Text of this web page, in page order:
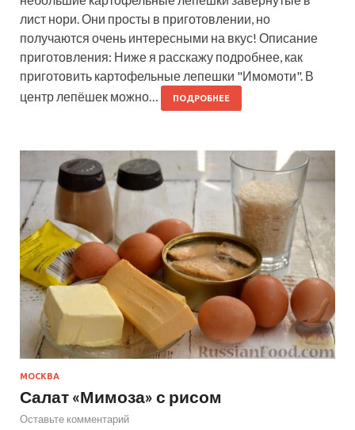
лист нори. Они просты в приготовлении, но
получаются очень интересными на вкус! Описание
приготовления: Ниже я расскажу подробнее, как
приготовить картофельные лепешки "Имомоти". В
центр лепёшек можно…
ПОДРОБНЕЕ
МОСКВА
Салат «Мимоза» с рисом
Оставьте комментарий